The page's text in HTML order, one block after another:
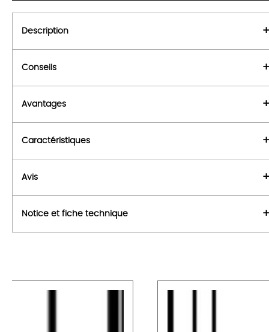
Description
Conseils
Avantages
Caractéristiques
Avis
Notice et fiche technique